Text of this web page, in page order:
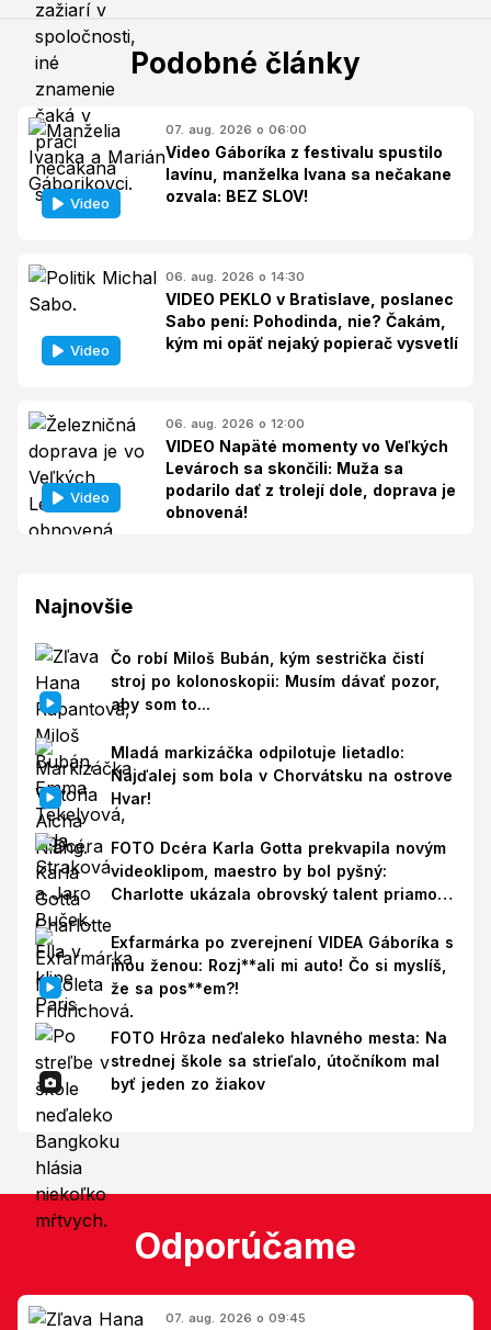
Podobné články
Video
07. aug. 2026 o 06:00
Video Gáboríka z festivalu spustilo
lavínu, manželka Ivana sa nečakane
ozvala: BEZ SLOV!
Video
06. aug. 2026 o 14:30
VIDEO PEKLO v Bratislave, poslanec
Sabo pení: Pohodinda, nie? Čakám,
kým mi opäť nejaký popierač vysvetlí
Video
06. aug. 2026 o 12:00
VIDEO Napäté momenty vo Veľkých
Levároch sa skončili: Muža sa
podarilo dať z trolejí dole, doprava je
obnovená!
Najnovšie
Čo robí Miloš Bubán, kým sestrička čistí
stroj po kolonoskopii: Musím dávať pozor,
aby som to...
Mladá markizáčka odpilotuje lietadlo:
Najďalej som bola v Chorvátsku na ostrove
Hvar!
FOTO Dcéra Karla Gotta prekvapila novým
videoklipom, maestro by bol pyšný:
Charlotte ukázala obrovský talent priamo v
Exfarmárka po zverejnení VIDEA Gáboríka s
inou ženou: Rozj**ali mi auto! Čo si myslíš,
že sa pos**em?!
FOTO Hrôza neďaleko hlavného mesta: Na
strednej škole sa strieľalo, útočníkom mal
byť jeden zo žiakov
Odporúčame
07. aug. 2026 o 09:45